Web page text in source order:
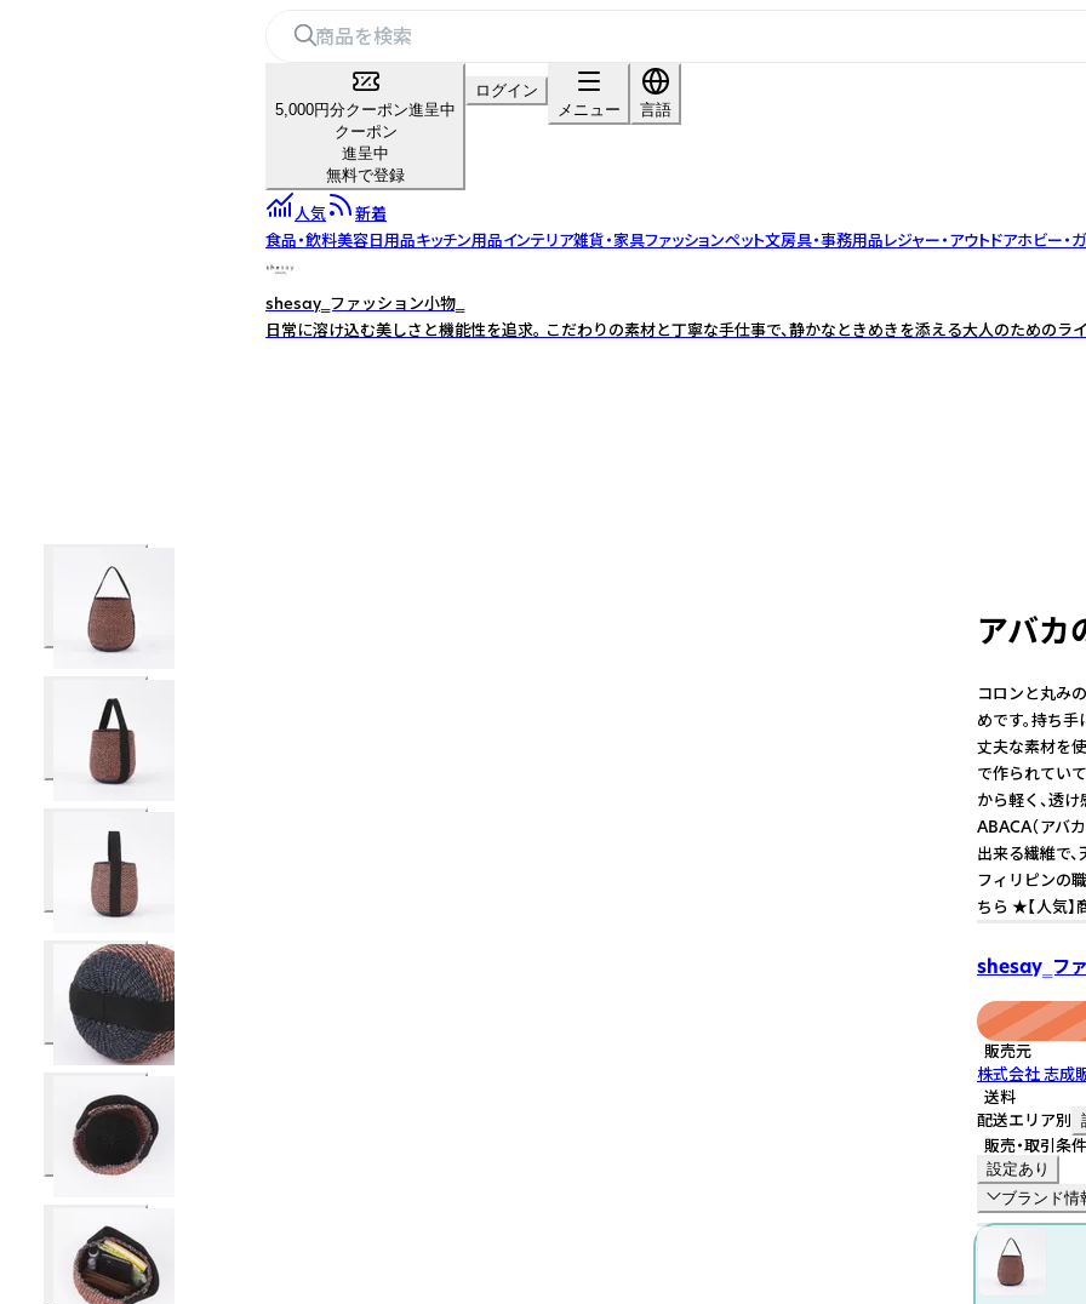
5,000円分クーポン進呈中
クーポン
進呈中
無料で登録
ログイン
メニュー
言語
人気
新着
食品・飲料美容日用品キッチン用品インテリア雑貨・家具ファッションペット文房具・事務用品レジャー・アウトドアホビー・
shesay‗ファッション小物‗
日常に溶け込む美しさと機能性を追求。 こだわりの素材と丁寧な手仕事で、静かなときめきを添える大人のためのラ
アバカ
コロンと丸み
めです。持ち
丈夫な素材を
で作られてい
から軽く、透
ABACA（アバ
出来る繊維で
フィリピンの
ちら ★【人気】
shesay‗フ
販売元
株式会社 志成
送料
配送エリア別
販売・取引条件
設定あり
ブランド情